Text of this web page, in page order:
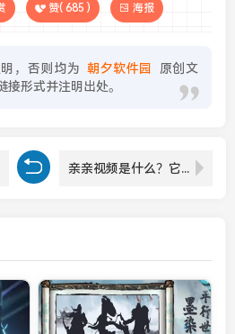
赞( 685 ) 海报
，否则均为 朝夕软件园
原创文
形式并注明出处。
亲亲视频是什么？它为何能吸引众多用户的目光？